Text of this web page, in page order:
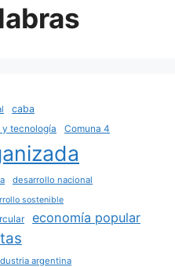
caba
tecnología Comuna 4
desarrollo nacional
sostenible
economía popular
argentina